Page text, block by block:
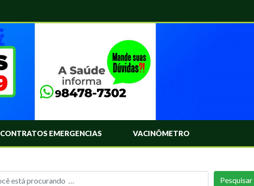
CONTRATOS EMERGENCIAS VACINÔMETRO